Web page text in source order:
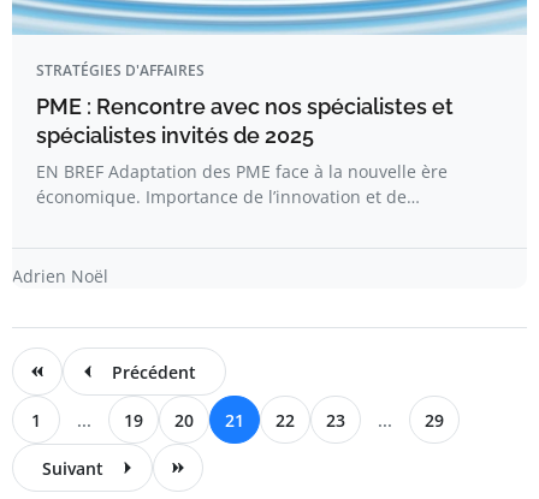
STRATÉGIES D'AFFAIRES
PME : Rencontre avec nos spécialistes et
spécialistes invités de 2025
EN BREF Adaptation des PME face à la nouvelle ère
économique. Importance de l’innovation et de…
Adrien Noël
Précédent
1 ... 19 20 21 22 23 ... 29
Suivant